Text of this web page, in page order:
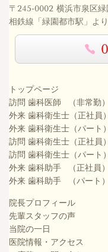
〒245-0002 横浜市泉区緑
相鉄線「緑園都市駅」よ
トップページ
訪問 歯科医師 （非常勤）
外来 歯科衛生士（正社員）
外来 歯科衛生士（パート）
訪問 歯科衛生士（正社員）
訪問 歯科衛生士（パート）
外来 歯科助手 （正社員）
外来 歯科助手 （パート）
院長プロフィール
先輩スタッフの声
当院の一日
医院情報・アクセス